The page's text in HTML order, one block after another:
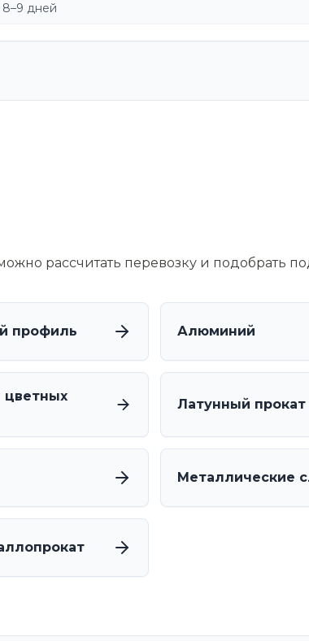
8–9 дней
рассчитать перевозку и подобрать
профиль Алюминий
цветных
Латунный прокат
Металлические